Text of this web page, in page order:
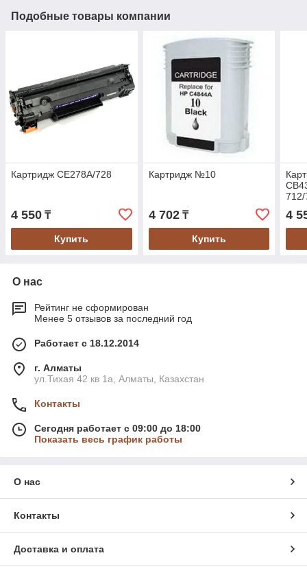
Подобные товары компании
Картридж CE278A/728
4 550 ₸
Купить
Картридж №10
4 702₸
Купить
4
О нас
Рейтинг не сформирован
Менее 5 отзывов за последний год
Работает с 18.12.2014
г. Алматы
ул.Тихая 42 кв 1a, Алматы, Казахстан
Контакты
Сегодня работает с 09:00 до 18:00
Показать весь график работы
О нас
Контакты
Доставка и оплата